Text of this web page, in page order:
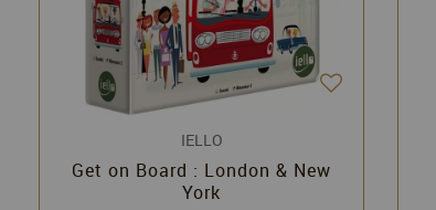
IELLO
Get on Board : London & New
York